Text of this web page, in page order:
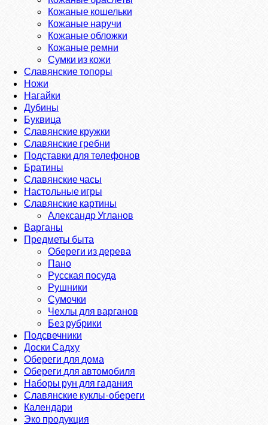
Кожаные кошельки
Кожаные наручи
Кожаные обложки
Кожаные ремни
Сумки из кожи
Славянские топоры
Ножи
Нагайки
Дубины
Буквица
Славянские кружки
Славянские гребни
Подставки для телефонов
Братины
Славянские часы
Настольные игры
Славянские картины
Александр Угланов
Варганы
Предметы быта
Обереги из дерева
Пано
Русская посуда
Рушники
Сумочки
Чехлы для варганов
Без рубрики
Подсвечники
Доски Садху
Обереги для дома
Обереги для автомобиля
Наборы рун для гадания
Славянские куклы-обереги
Календари
Эко продукция